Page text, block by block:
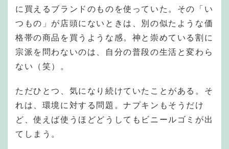
に買えるブランドのものを使っていた。その「い
つもの」が店頭にないときは、別の似たような価
格帯の商品を買うような感。神と崇めている割に
宗派を問わないのは、自分の普段の生活と変わら
ない（笑）。
ただひとつ、気になり続けていたことがある。そ
れは、環境に対する問題。ナプキンもそうだけ
ど、使えば使うほどどうしてもビニールゴミが出
てしまう。